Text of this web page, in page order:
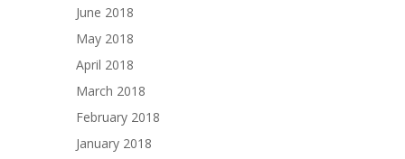
June 2018
May 2018
April 2018
March 2018
February 2018
January 2018